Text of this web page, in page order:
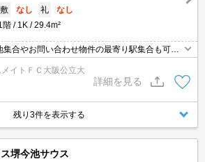
敷
なし 礼
なし
階
1K 29.4m²
集合やお問い合わせ物件の最寄り駅集合も可能
算が心配な方は、当店ではクレジット決済が可
お部屋探し頂けますよ♪
イトＦＣ大阪公立大
詳細を見る
残り3件を表示する
堺今池サウス